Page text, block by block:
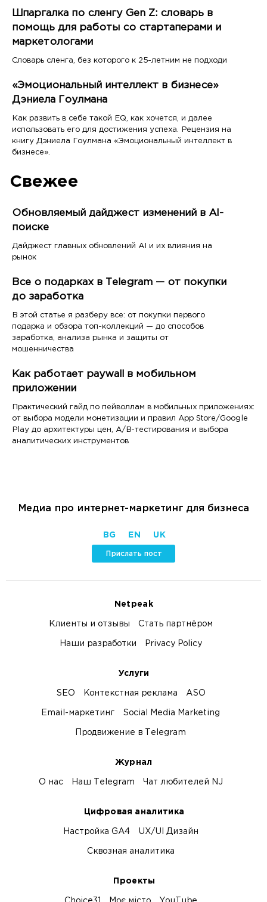
Шпаргалка по сленгу Gen Z: словарь в
помощь для работы со стартаперами и
маркетологами
Словарь сленга, без которого к 25-летним не подходи
«Эмоциональный интеллект в бизнесе»
Дэниела Гоулмана
Как развить в себе такой EQ, как хочется, и далее
использовать его для достижения успеха. Рецензия на
книгу Дэниела Гоулмана «Эмоциональный интеллект в
бизнесе».
Свежее
Обновляемый дайджест изменений в AI-
поиске
Дайджест главных обновлений AI и их влияния на
рынок
Все о подарках в Telegram — от покупки
до заработка
В этой статье я разберу все: от покупки первого
подарка и обзора топ-коллекций — до способов
заработка, анализа рынка и защиты от
мошенничества
Как работает paywall в мобильном
приложении
Практический гайд по пейволлам в мобильных приложениях:
от выбора модели монетизации и правил App Store/Google
Play до архитектуры цен, A/B-тестирования и выбора
аналитических инструментов
Медиа про интернет-маркетинг для бизнеса
BG EN UK
Прислать пост
Netpeak
Клиенты и отзывы Стать партнёром
Наши разработки Privacy Policy
Услуги
SEO Контекстная реклама ASO
Email-маркетинг Social Media Marketing
Продвижение в Telegram
Журнал
О нас Наш Telegram Чат любителей NJ
Цифровая аналитика
Настройка GA4 UX/UI Дизайн
Сквозная аналитика
Проекты